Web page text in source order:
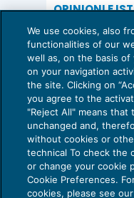
OPINIONI E
Valorizzare il
una
consulenza
15 Giugno 2026
di Milena
We use cookies, also
functionalities of our
well as, on the basis
on your navigation
the site. Clicking on
you agree to the
"Reject All" means
unchanged and,
without cookies or
technical To check the
or change your cookie
Cookie Preferences.
cookies, please see